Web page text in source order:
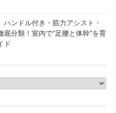
ハンドル付き・筋力アシスト・
底分類！室内で“足腰と体幹”を育
ド